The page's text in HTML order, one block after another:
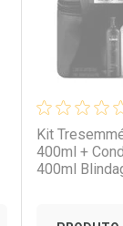
Kit
400ml +
400ml